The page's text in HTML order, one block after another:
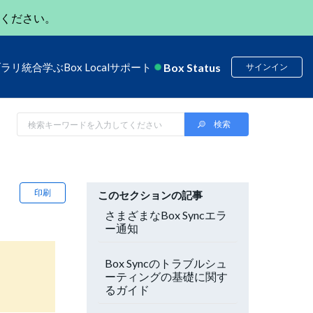
ださい。
リ 統合学ぶBox Localサポート Box Status サインイン
印刷 このセクションの記事
さまざまなBox Syncエラ
ー通知
Box Syncのトラブルシュ
ーティングの基礎に関す
るガイド